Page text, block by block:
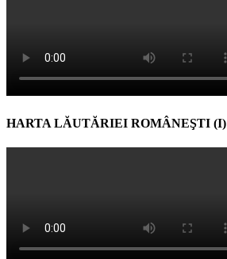
HARTA LĂUTĂRIEI ROMÂNEŞTI (I)